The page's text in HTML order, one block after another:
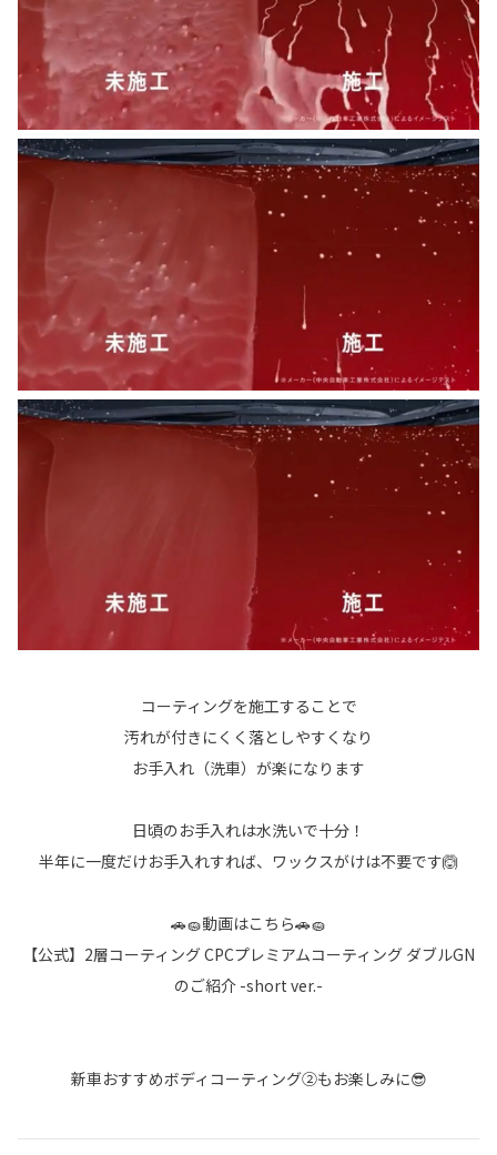
コーティングを施工することで
汚れが付きにくく落としやすくなり
お手入れ（洗車）が楽になります
日頃のお手入れは水洗いで十分！
半年に一度だけお手入れすれば、ワックスがけは不要です🙆
🚗🧽動画はこちら🚗🧽
【公式】2層コーティング CPCプレミアムコーティング ダブルGN
のご紹介 -short ver.-
新車おすすめボディコーティング②もお楽しみに😎